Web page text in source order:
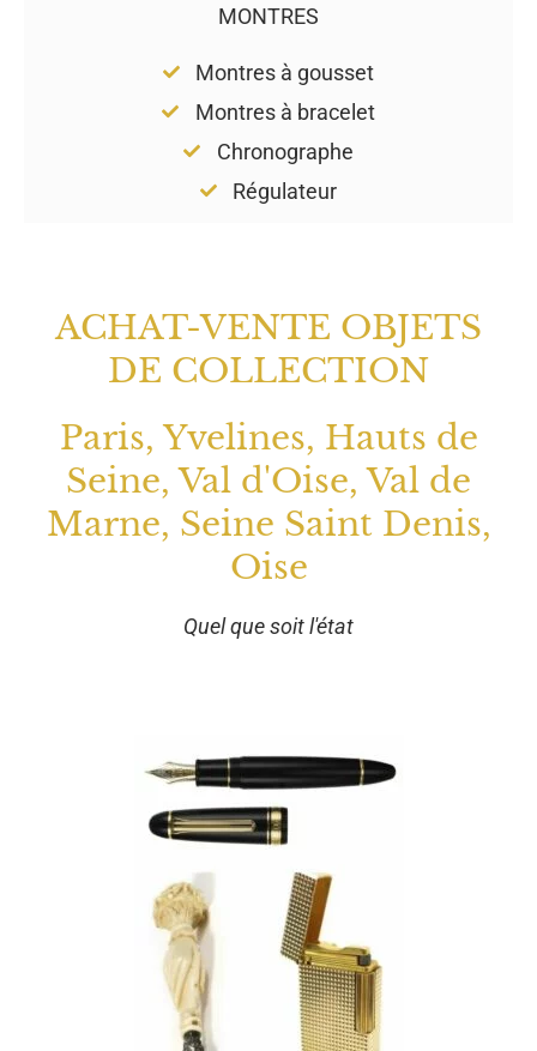
MONTRES
Montres à gousset
Montres à bracelet
Chronographe
Régulateur
ACHAT-VENTE OBJETS
DE COLLECTION
Paris, Yvelines, Hauts de
Seine, Val d'Oise, Val de
Marne, Seine Saint Denis,
Oise
Quel que soit l'état